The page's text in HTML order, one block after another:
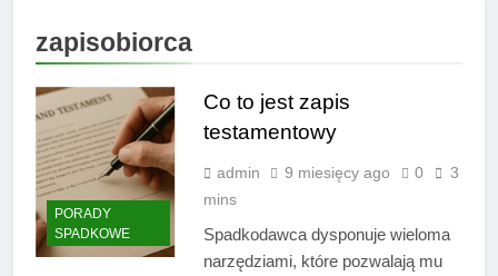
zapisobiorca
PORADY
SPADKOWE
Co to jest zapis
testamentowy
admin 9 miesięcy ago 0
3
mins
Spadkodawca dysponuje wieloma
narzędziami, które pozwalają mu